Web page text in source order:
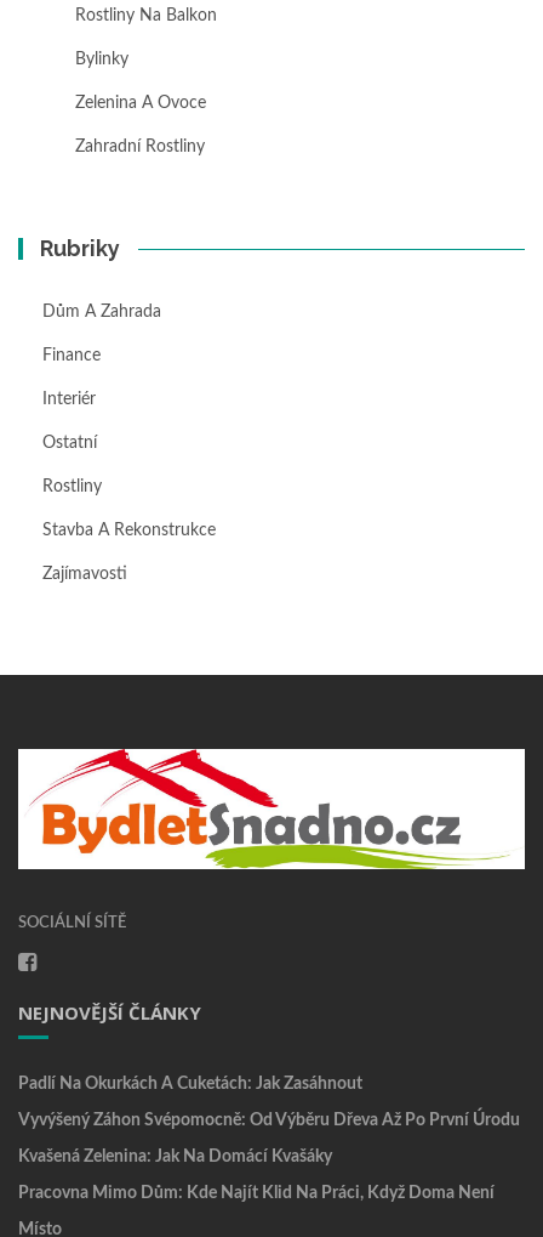
Rostliny Na Balkon
Bylinky
Zelenina A Ovoce
Zahradní Rostliny
Rubriky
Dům A Zahrada
Finance
Interiér
Ostatní
Rostliny
Stavba A Rekonstrukce
Zajímavosti
SOCIÁLNÍ SÍTĚ
NEJNOVĚJŠÍ ČLÁNKY
Padlí Na Okurkách A Cuketách: Jak Zasáhnout
Vyvýšený Záhon Svépomocně: Od Výběru Dřeva Až Po První Úrodu
Kvašená Zelenina: Jak Na Domácí Kvašáky
Pracovna Mimo Dům: Kde Najít Klid Na Práci, Když Doma Není
Místo